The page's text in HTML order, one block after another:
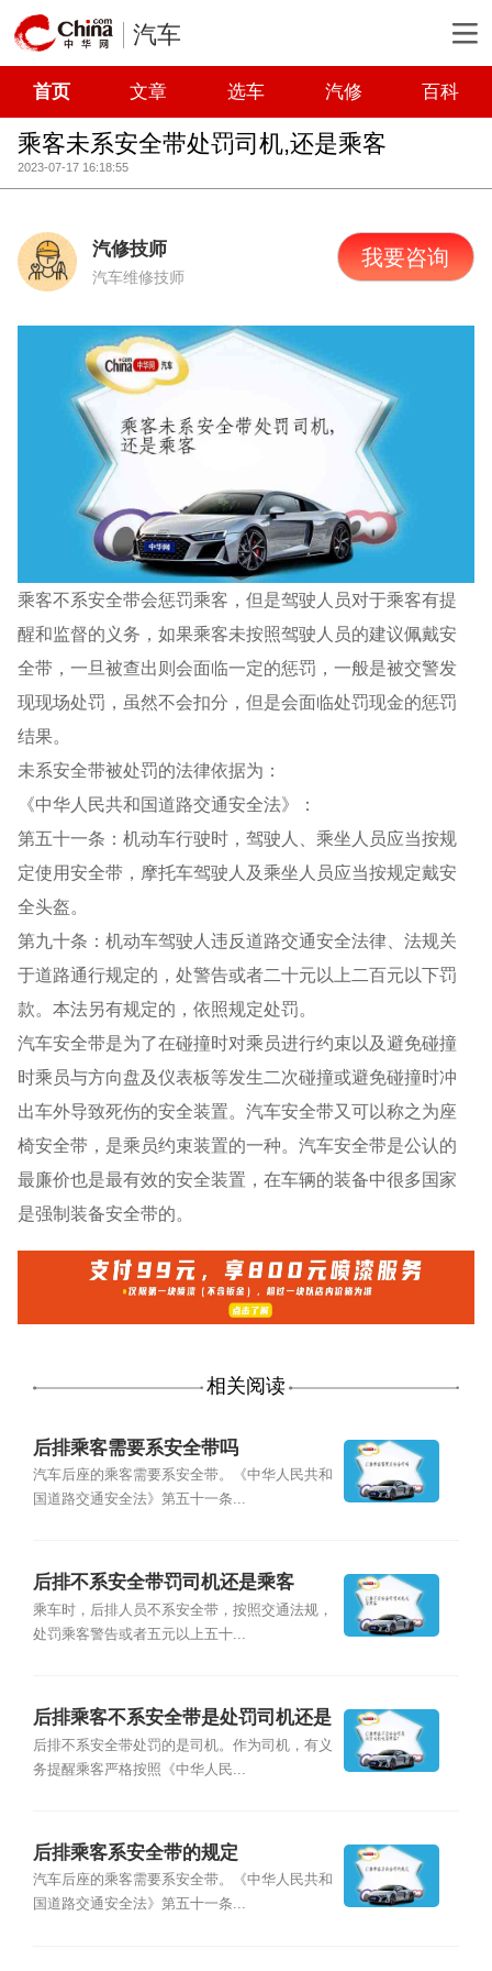
汽车
首页 文章 选车 汽修 百科
乘客未系安全带处罚司机,还是乘客
2023-07-17 16:18:55
汽修技师
汽车维修技师
我要咨询
乘客不系安全带会惩罚乘客，但是驾驶人员对于乘客有提
醒和监督的义务，如果乘客未按照驾驶人员的建议佩戴安
全带，一旦被查出则会面临一定的惩罚，一般是被交警发
现现场处罚，虽然不会扣分，但是会面临处罚现金的惩罚
结果。
未系安全带被处罚的法律依据为：
《中华人民共和国道路交通安全法》：
第五十一条：机动车行驶时，驾驶人、乘坐人员应当按规
定使用安全带，摩托车驾驶人及乘坐人员应当按规定戴安
全头盔。
第九十条：机动车驾驶人违反道路交通安全法律、法规关
于道路通行规定的，处警告或者二十元以上二百元以下罚
款。本法另有规定的，依照规定处罚。
汽车安全带是为了在碰撞时对乘员进行约束以及避免碰撞
时乘员与方向盘及仪表板等发生二次碰撞或避免碰撞时冲
出车外导致死伤的安全装置。汽车安全带又可以称之为座
椅安全带，是乘员约束装置的一种。汽车安全带是公认的
最廉价也是最有效的安全装置，在车辆的装备中很多国家
是强制装备安全带的。
相关阅读
后排乘客需要系安全带吗
汽车后座的乘客需要系安全带。《中华人民共和
国道路交通安全法》第五十一条...
后排不系安全带罚司机还是乘客
乘车时，后排人员不系安全带，按照交通法规，
处罚乘客警告或者五元以上五十...
后排乘客不系安全带是处罚司机还是
乘客?
后排不系安全带处罚的是司机。作为司机，有义
务提醒乘客严格按照《中华人民...
后排乘客系安全带的规定
汽车后座的乘客需要系安全带。《中华人民共和
国道路交通安全法》第五十一条...